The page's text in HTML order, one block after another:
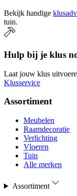
Bekijk handige
tuin.
Hulp bij je klus
Laat jouw klus
Klusservice
Assortiment
Meubelen
Raamdecoratie
Verlichting
Vloeren
Tuin
Alle merken
Assortiment